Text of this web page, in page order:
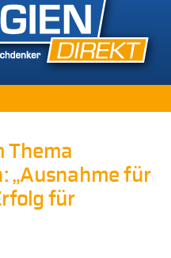
Thema
„Ausnahme für
für